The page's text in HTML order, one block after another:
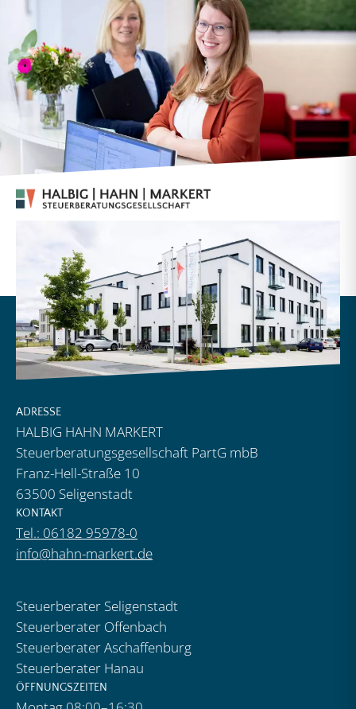
ADRESSE
HALBIG HAHN MARKERT
Steuerberatungsgesellschaft PartG mbB
Franz-Hell-Straße 10
63500 Seligenstadt
KONTAKT
Tel.: 06182 95978-0
info@hahn-markert.de
Steuerberater Seligenstadt
Steuerberater Offenbach
Steuerberater Aschaffenburg
Steuerberater Hanau
ÖFFNUNGSZEITEN